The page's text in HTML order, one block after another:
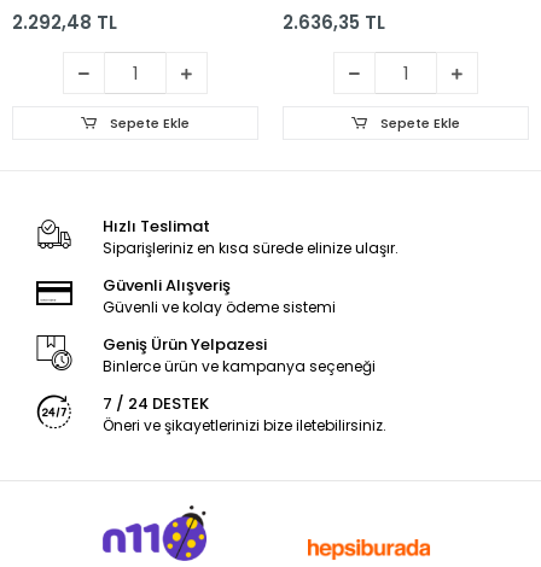
2.292,48 TL
Sepete Ekle
2.636,35 TL
Sepete Ekle
Hızlı Teslimat
Siparişleriniz en kısa sürede elinize ulaşır.
Güvenli Alışveriş
Güvenli ve kolay ödeme sistemi
Geniş Ürün Yelpazesi
Binlerce ürün ve kampanya seçeneği
7 / 24 DESTEK
Öneri ve şikayetlerinizi bize iletebilirsiniz.